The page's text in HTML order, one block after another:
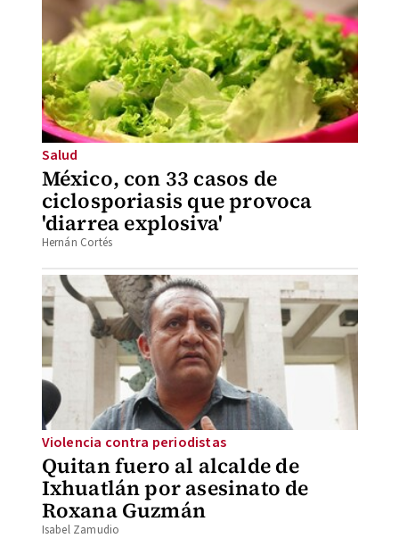
México, con 33 casos de
ciclosporiasis que provoca
'diarrea explosiva'
Salud
Hernán Cortés
Quitan fuero al alcalde de
Ixhuatlán por asesinato de
Roxana Guzmán
Violencia contra periodistas
Isabel Zamudio